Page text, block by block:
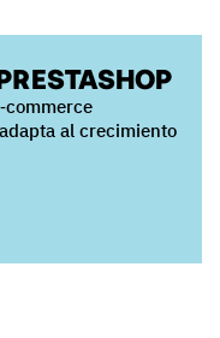
al crecimiento